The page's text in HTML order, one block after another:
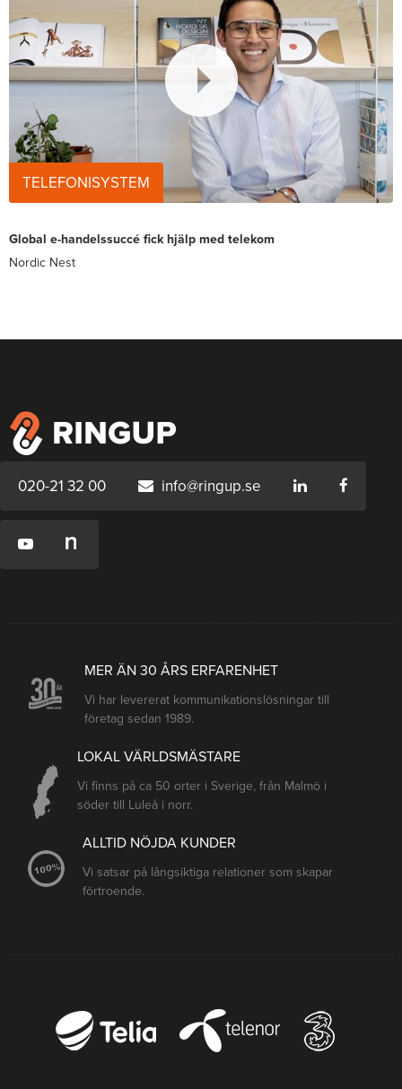
TELEFONISYSTEM
Global e-handelssuccé fick hjälp med telekom
Nordic Nest
020-21 32 00 info@ringup.se
MER ÄN 30 ÅRS ERFARENHET
Vi har levererat kommunikationslösningar till
företag sedan 1989.
LOKAL VÄRLDSMÄSTARE
Vi finns på ca 50 orter i Sverige, från Malmö i
söder till Luleå i norr.
ALLTID NÖJDA KUNDER
Vi satsar på långsiktiga relationer som skapar
förtroende.